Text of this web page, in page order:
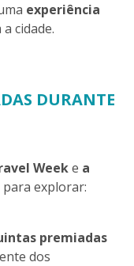
experiência
cidade.
DURANTE
Weeke a
explorar:
premiadas
dos